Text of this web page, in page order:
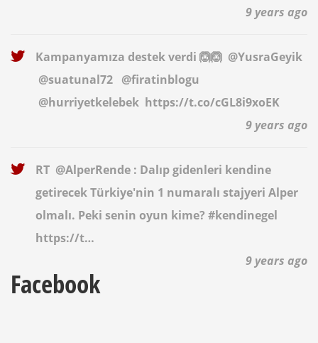
9 years ago
Kampanyamıza destek verdi 🙆🙆 @YusraGeyik
@suatunal72 @firatinblogu
@hurriyetkelebek https://t.co/cGL8i9xoEK
9 years ago
RT @AlperRende : Dalıp gidenleri kendine
getirecek Türkiye'nin 1 numaralı stajyeri Alper
olmalı. Peki senin oyun kime? #kendinegel
https://t…
9 years ago
Facebook